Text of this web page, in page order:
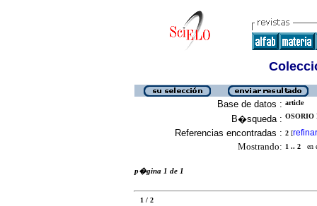
Base de datos : article
B�squeda : OSORIO
Referencias encontradas : 2 [refinar
Mostrando: 1 .. 2 en
p�gina 1 de 1
1 / 2